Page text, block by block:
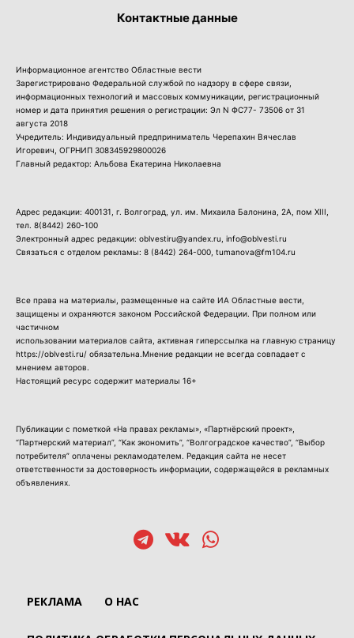
Контактные данные
Информационное агентство Областные вести
Зарегистрировано Федеральной службой по надзору в сфере связи,
информационных технологий и массовых коммуникации, регистрационный
номер и дата принятия решения о регистрации: Эл N ФС77- 73506 от 31
августа 2018
Учредитель: Индивидуальный предприниматель Черепахин Вячеслав
Игоревич, ОГРНИП 308345929800026
Главный редактор: Альбова Екатерина Николаевна
Адрес редакции: 400131, г. Волгоград, ул. им. Михаила Балонина, 2А, пом XIII,
тел. 8(8442) 260-100
Электронный адрес редакции: oblvestiru@yandex.ru, info@oblvesti.ru
Связаться с отделом рекламы: 8 (8442) 264-000 , tumanova@fm104.ru
Все права на материалы, размещенные на сайте ИА Областные вести,
защищены и охраняются законом Российской Федерации. При полном или
частичном
использовании материалов сайта, активная гиперссылка на главную страницу
https://oblvesti.ru/ обязательна.Мнение редакции не всегда совпадает с
мнением авторов.
Настоящий ресурс содержит материалы 16+
Публикации с пометкой «На правах рекламы», «Партнёрский проект»,
“Партнерский материал”, “Как экономить”, “Волгоградское качество”, “Выбор
потребителя” оплачены рекламодателем. Редакция сайта не несет
ответственности за достоверность информации, содержащейся в рекламных
объявлениях.
РЕКЛАМА О НАС